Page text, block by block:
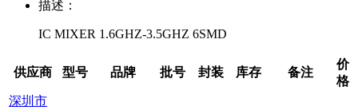
描述：
IC MIXER 1.6GHZ-3.5GHZ 6SMD
供应商 型号 品牌 批号 封装 库存 备注
价
格
深圳市